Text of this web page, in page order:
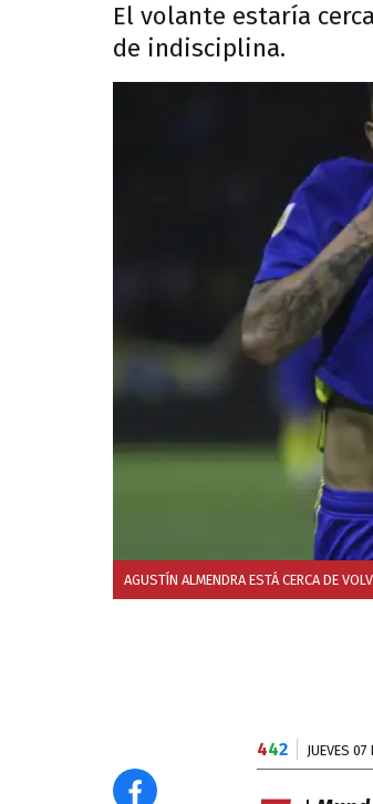
El volante estaría
de indisciplina.
AGUSTÍN ALMENDRA ESTÁ CERCA DE
442 JUEVES